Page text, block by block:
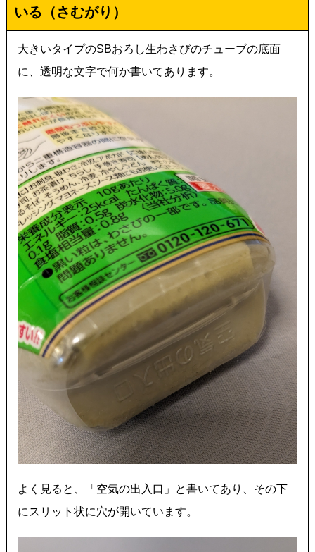
いる（さむがり ）
大きいタイプのSBおろし生わさびのチューブの底面
に、透明な文字で何か書いてあります。
よく見ると、「空気の出入口」と書いてあり、その下
にスリット状に穴が開いています。